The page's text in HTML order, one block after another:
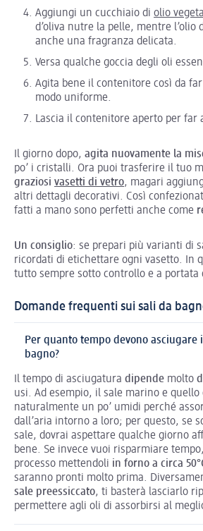
Aggiungi un cucchiaio di olio
d’oliva nutre la pelle, mentre l’olio
anche una fragranza delicata.
Versa qualche goccia degli oli
Agita bene il contenitore così da
modo uniforme.
Lascia il contenitore aperto per far
Il giorno dopo, agita nuovamente la
po’ i cristalli. Ora puoi trasferire il tuo
graziosi vasetti di vetro, magari
altri dettagli decorativi. Così
fatti a mano sono perfetti anche come
Un consiglio: se prepari più varianti di
ricordati di etichettare ogni vasetto. In
tutto sempre sotto controllo e a portata
Domande frequenti sui sali da
Per quanto tempo devono asciugare
bagno?
Il tempo di asciugatura dipende molto
usi. Ad esempio, il sale marino e quello
naturalmente un po’ umidi perché
dall’aria intorno a loro; per questo, se
sale, dovrai aspettare qualche giorno
bene. Se invece vuoi risparmiare
processo mettendoli in forno a circa
saranno pronti molto prima.
sale preessiccato, ti basterà lasciarlo
permettere agli oli di assorbirsi al